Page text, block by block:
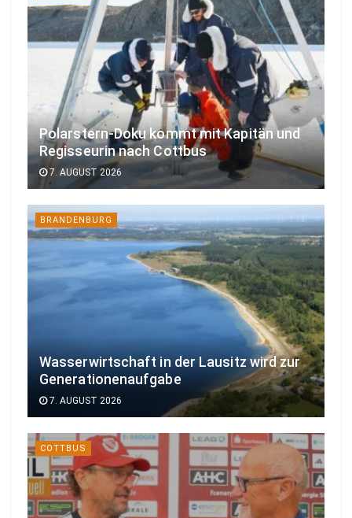
Polarstern-Doku kommt mit Kapitän und
Regisseurin nach Cottbus
7. AUGUST 2026
BRANDENBURG
Wasserwirtschaft in der Lausitz wird zur
Generationenaufgabe
7. AUGUST 2026
COTTBUS